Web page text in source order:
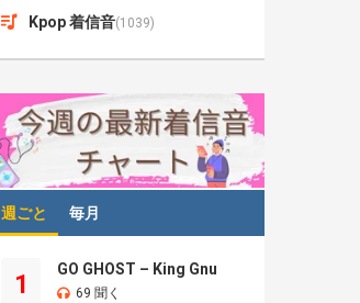
Kpop 着信音(1039)
週ごと 毎月
1
GO GHOST – King Gnu
69 聞く